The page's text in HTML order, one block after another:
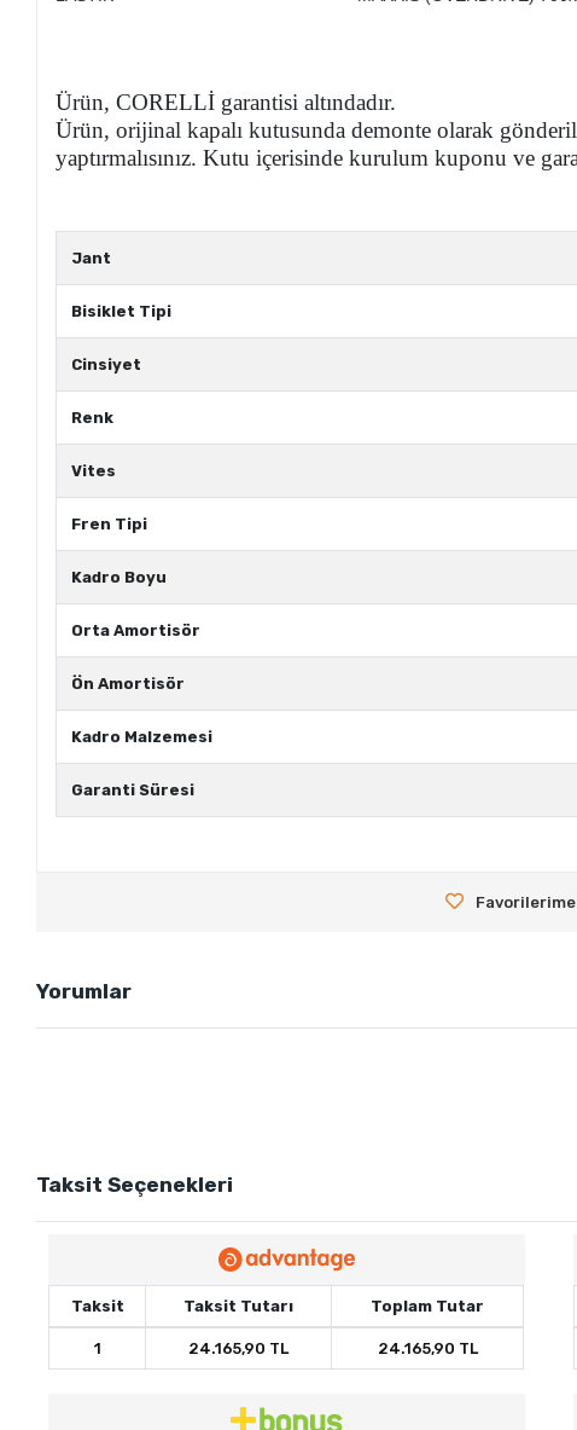
Ürün, CORELLİ garantisi altındadır.
Ürün, orijinal kapalı kutusunda demonte olarak
yaptırmalısınız. Kutu içerisinde kurulum kuponu ve
Jant
Bisiklet Tipi
Cinsiyet
Renk
Vites
Fren Tipi
Kadro Boyu
Orta Amortisör
Ön Amortisör
Kadro Malzemesi
Garanti Süresi
Favorilerime
Yorumlar
Taksit Seçenekleri
Taksit Taksit Tutarı Toplam Tutar
1 24.165,90 TL 24.165,90 TL